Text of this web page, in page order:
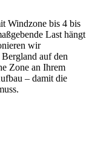
Windzone bis 4 bis
Last hängt
wir
auf den
Zone an Ihrem
– damit die